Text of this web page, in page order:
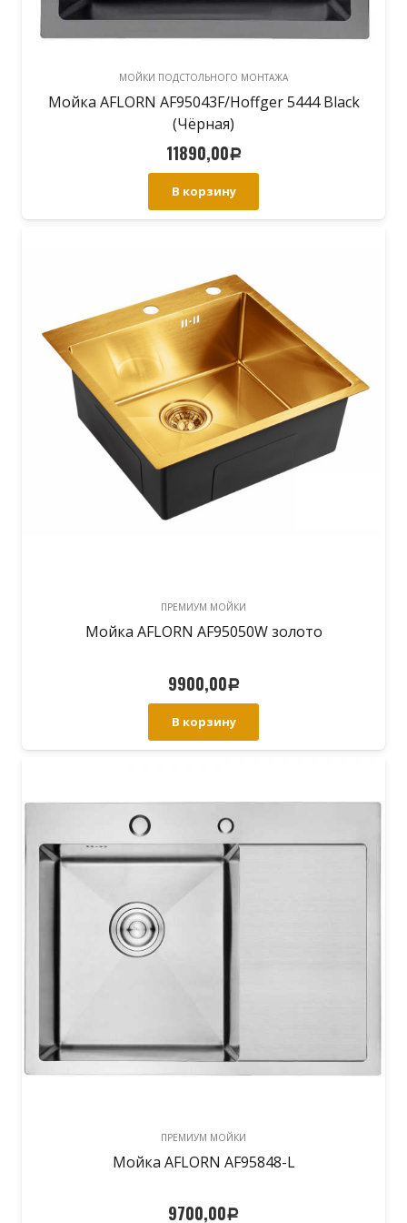
МОЙКИ ПОДСТОЛЬНОГО МОНТАЖА
Мойка AFLORN AF95043F/Hoffger 5444 Black
(Чёрная)
11890,00Р
В корзину
ПРЕМИУМ МОЙКИ
Мойка AFLORN AF95050W золото
9900,00Р
В корзину
ПРЕМИУМ МОЙКИ
Мойка AFLORN AF95848-L
9700,00Р